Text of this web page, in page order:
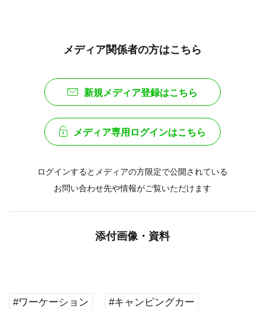
メディア関係者の方はこちら
新規メディア登録はこちら
メディア専用ログインはこちら
ログインするとメディアの方限定で公開されている
お問い合わせ先や情報がご覧いただけます
添付画像・資料
#ワーケーション #キャンピングカー